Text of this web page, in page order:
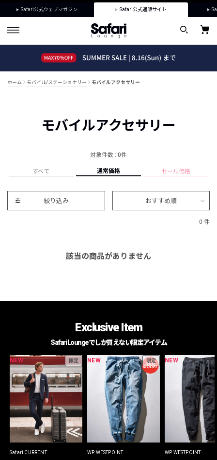
Safari公式ウェブマガジン Safari公式通販サイト
ホーム モバイル/ステーショナリー モバイルアクセサリー
モバイルアクセサリー
対象件数 : 0件
すべて 通常価格 セール価格
絞り込み おすすめ順
0 件
該当の商品がありません
Exclusive Item
Safari Loungeでしか買えない限定アイテム
NEW 限定
Safari CURRENT
NEW 限定
WP WESTPOINT
NEW
WP WESTPOINT